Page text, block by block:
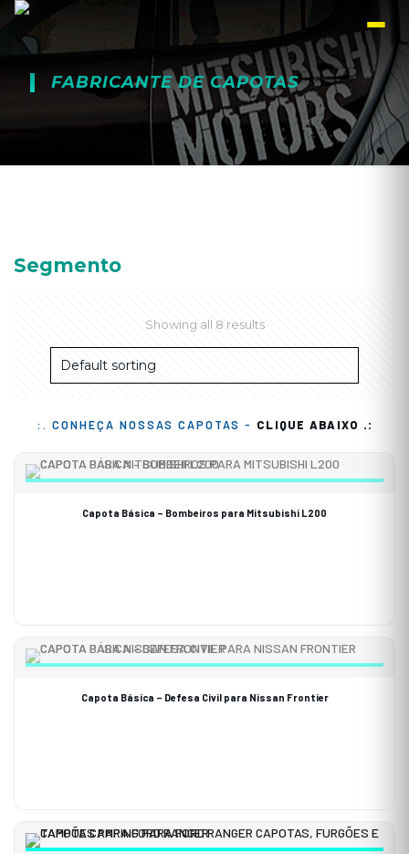
FABRICANTE DE CAPOTAS
Segmento
Showing all 8 results
:. CONHEÇA NOSSAS CAPOTAS - CLIQUE ABAIXO .:
Capota Básica – Bombeiros para Mitsubishi L200
Capota Básica – Defesa Civil para Nissan Frontier